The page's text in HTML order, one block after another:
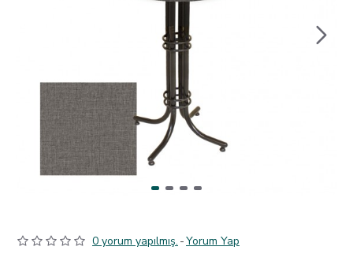
0 yorum yapılmış. -Yorum Yap